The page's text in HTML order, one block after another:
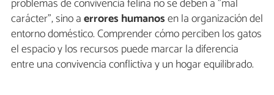
carácter", sino aerrores humanosen la organización del
entorno doméstico. Comprender cómo perciben los gatos
el espacio y los recursos puede marcar la diferencia
entre una convivencia conflictiva y un hogar equilibrado.